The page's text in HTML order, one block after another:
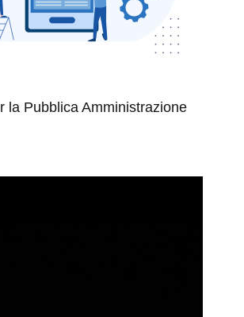
la Pubblica Amministrazione